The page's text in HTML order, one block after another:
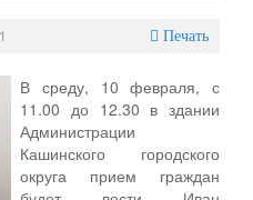
Печать
В среду, 10 февраля, с
11.00 до 12.30 в здании
Администрации
Кашинского городского
округа прием граждан